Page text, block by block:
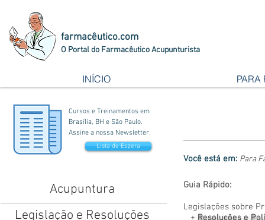
farmacêutico.com
O Portal do Farmacêutico Acupunturista
INÍCIO PARA
Cursos e Treinamentos em
Brasília, BH e São Paulo.
Assine a nossa Newsletter.
Lista de Espera
Acupuntura
Legislação e Resoluções
Você está em: Para
Guia Rápido:
Legislações sobre
+ Resoluções e